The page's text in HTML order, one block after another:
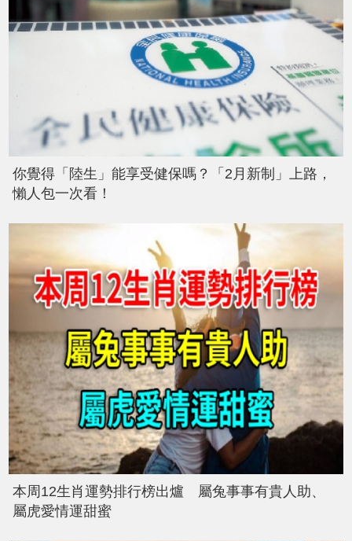
你覺得「陸生」能享受健保嗎？「2月新制」上路，
懶人包一次看！
本周12生肖運勢排行榜出爐 屬兔事事有貴人助、
屬虎愛情運甜蜜